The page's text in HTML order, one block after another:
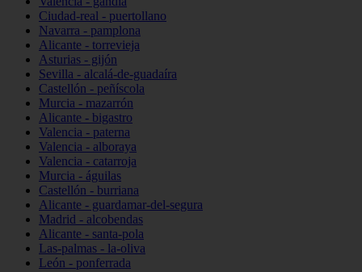
Ciudad-real - puertollano
Navarra - pamplona
Alicante - torrevieja
Asturias - gijón
Sevilla - alcalá-de-guadaíra
Castellón - peñíscola
Murcia - mazarrón
Alicante - bigastro
Valencia - paterna
Valencia - alboraya
Valencia - catarroja
Murcia - águilas
Castellón - burriana
Alicante - guardamar-del-segura
Madrid - alcobendas
Alicante - santa-pola
Las-palmas - la-oliva
León - ponferrada